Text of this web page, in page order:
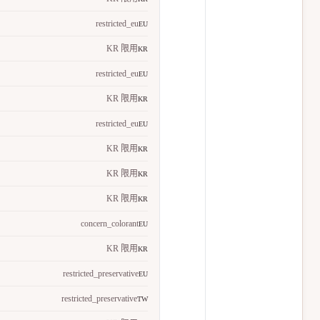
restricted_euEU
KR 限用KR
restricted_euEU
KR 限用KR
restricted_euEU
KR 限用KR
KR 限用KR
KR 限用KR
concern_colorantEU
KR 限用KR
restricted_preservativeEU
restricted_preservativeTW